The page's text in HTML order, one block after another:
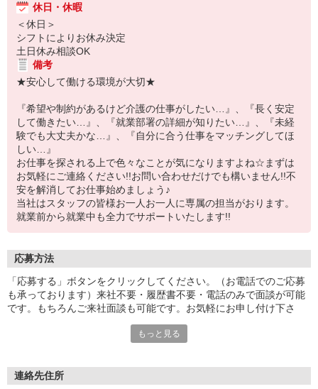
休日・休暇
＜休日＞
シフトによりお休み決定
土日休み相談OK
備考
★安心して働ける環境が大切★
『希望や制約があるけど介護の仕事がしたい…』、『長く安定
して働きたい…』、『就業部署の詳細が知りたい…』、『未経
験でも大丈夫かな…』、『自分に合う仕事をマッチングしてほ
しい…』
お仕事を探される上で色々なことが気になりますよね☆まずは
お気軽にご連絡ください!!お問い合わせだけでも構いません!!不
安を解消してお仕事始めましょう♪
当社はスタッフの皆様お一人お一人に専属の担当がおります。
就業前から就業中も全力でサポートいたします!!
応募方法
「応募する」ボタンをクリックしてください。（お電話でのご応募
も承っております）来社不要・履歴書不要・電話のみで面談が可能
です。もちろんご来社面談も可能です。お気軽にお申し付け下さ
もっと見る
連絡先住所